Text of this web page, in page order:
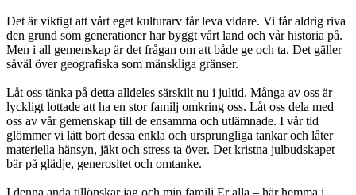
Det är viktigt att vårt eget kulturarv får leva vidare. Vi får aldrig riva
den grund som generationer har byggt vårt land och vår historia på.
Men i all gemenskap är det frågan om att både ge och ta. Det gäller
såväl över geografiska som mänskliga gränser.
Låt oss tänka på detta alldeles särskilt nu i jultid. Många av oss är
lyckligt lottade att ha en stor familj omkring oss. Låt oss dela med
oss av vår gemenskap till de ensamma och utlämnade. I vår tid
glömmer vi lätt bort dessa enkla och ursprungliga tankar och låter
materiella hänsyn, jäkt och stress ta över. Det kristna julbudskapet
bär på glädje, generositet och omtanke.
I denna anda tillönskar jag och min familj Er alla – här hemma i